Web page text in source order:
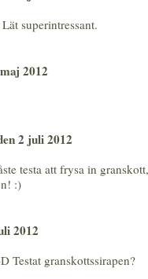
superintressant.
2012
2 juli 2012
testa att frysa in
:)
2012
Testat granskottssirapen?